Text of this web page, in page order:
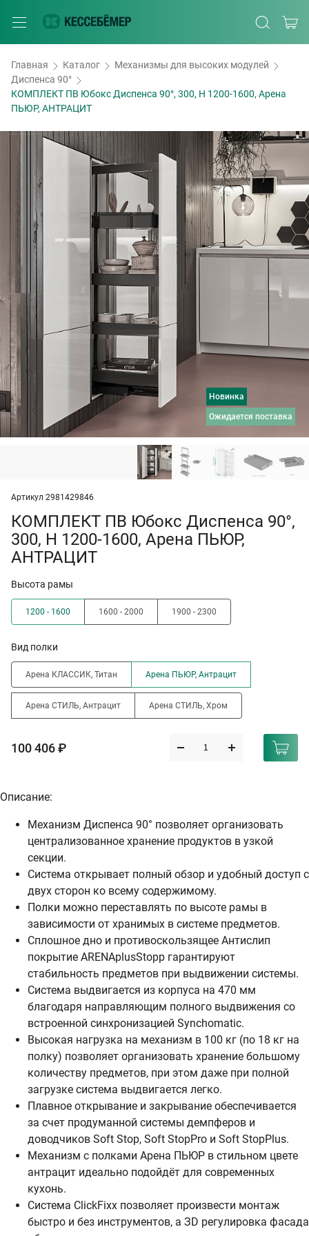
Главная Каталог
Механизмы для высоких модулей
Диспенса 90°
КОМПЛЕКТ ПВ Юбокс Диспенса 90°, 300, H 1200-1600, Арена
ПЬЮР, АНТРАЦИТ
Новинка
ожидается поставка
Артикул 2981429846
КОМПЛЕКТ ПВ Юбокс Диспенса 90°,
300, H 1200-1600, Арена ПЬЮР,
АНТРАЦИТ
Высота рамы
1200 - 1600 1600 - 2000 1900 - 2300
Вид полки
Арена КЛАССИК, Титан Арена ПЬЮР, Антрацит
Арена СТИЛЬ, Антрацит Арена СТИЛЬ, Хром
100 406 ₽
Описание:
Механизм Диспенса 90° позволяет организовать
централизованное хранение продуктов в узкой
секции.
Система открывает полный обзор и удобный доступ с
двух сторон ко всему содержимому.
Полки можно переставлять по высоте рамы в
зависимости от хранимых в системе предметов.
Сплошное дно и противоскользящее Антислип
покрытие ARENAplusStopp гарантируют
стабильность предметов при выдвижении системы.
Система выдвигается из корпуса на 470 мм
благодаря направляющим полного выдвижения со
встроенной синхронизацией Synchomatic.
Высокая нагрузка на механизм в 100 кг (по 18 кг на
полку) позволяет организовать хранение большому
количеству предметов, при этом даже при полной
загрузке система выдвигается легко.
Плавное открывание и закрывание обеспечивается
за счет продуманной системы демпферов и
доводчиков Soft Stop, Soft StopPro и Soft StopPlus.
Механизм с полками Арена ПЬЮР в стильном цвете
антрацит идеально подойдёт для современных
кухонь.
Система ClickFixx позволяет произвести монтаж
быстро и без инструментов, а ЗD регулировка фасада